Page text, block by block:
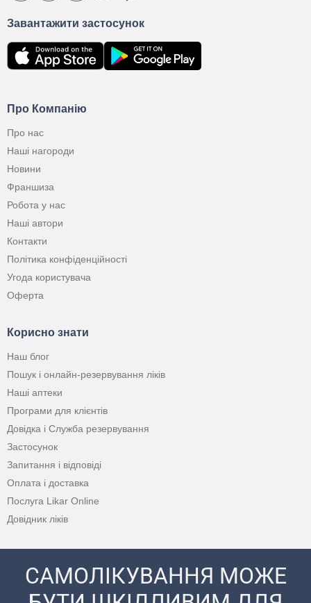
Про Компанію
Про нас
Наші нагороди
Новини
Франшиза
Робота у нас
Наші автори
Контакти
Політика конфіденційності
Угода користувача
Оферта
Корисно знати
Наш блог
Пошук і онлайн-резервування ліків
Наші аптеки
Програми для клієнтів
Довідка і Служба резервування
Застосунок
Запитання і відповіді
Оплата і доставка
Послуга Likar Online
Довідник ліків
Завантажити застосунок
САМОЛІКУВАННЯ МОЖЕ